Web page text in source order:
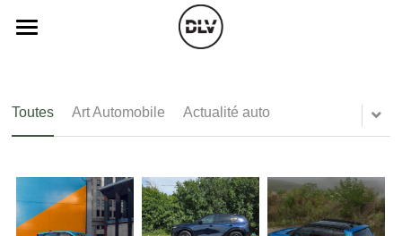
Histoire de chars
Art Automobile
Radio FM
Télé RDS
Toutes Art Automobile Actualité auto
LES CATÉGORIES DE LA BOUTIQUE
CATÉGORIES DE BLOG
Opinion
Essais Routier
Insolite